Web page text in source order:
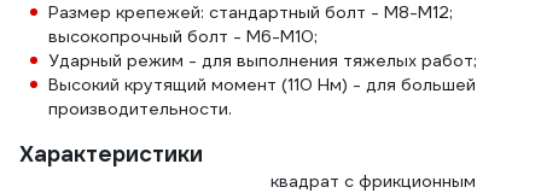
Размер крепежей: стандартный болт - М8-М12;
высокопрочный болт - М6-М10;
Ударный режим - для выполнения тяжелых работ;
Высокий крутящий момент (110 Нм) - для большей
производительности.
Характеристики
квадрат с фрикционным